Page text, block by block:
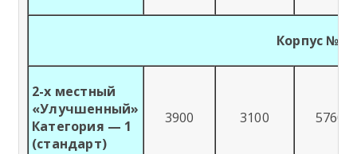
Корпус №2
2-х местный
«Улучшенный»
Категория — 1
(стандарт)
3900 3100 5760